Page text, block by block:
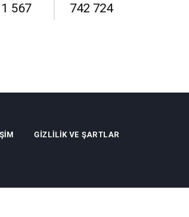
567 742 724
GIZLILIK VE ŞARTLAR